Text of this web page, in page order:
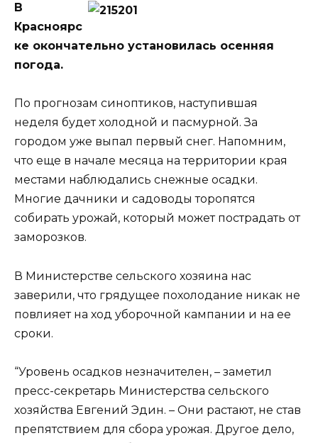
В
Красноярс
ке окончательно установилась осенняя
погода.
По прогнозам синоптиков, наступившая
неделя будет холодной и пасмурной. За
городом уже выпал первый снег. Напомним,
что еще в начале месяца на территории края
местами наблюдались снежные осадки.
Многие дачники и садоводы торопятся
собирать урожай, который может пострадать от
заморозков.
В Министерстве сельского хозяина нас
заверили, что грядущее похолодание никак не
повлияет на ход уборочной кампании и на ее
сроки.
“Уровень осадков незначителен, – заметил
пресс-секретарь Министерства сельского
хозяйства Евгений Эдин. – Они растают, не став
препятствием для сбора урожая. Другое дело,